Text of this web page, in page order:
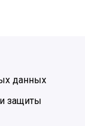
данных
защиты